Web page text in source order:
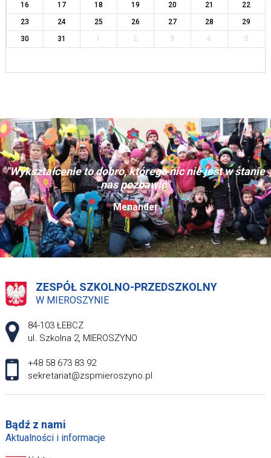
16
17 18 19 20 21
22
23
24 25 26 27 28
29
30
31 1 2 3 4 5
"Wykształcenie to dobro, którego nic nie jest w stanie
nas pozbawić"
Menander
ZESPÓŁ SZKOLNO-PRZEDSZKOLNY
W MIEROSZYNIE
Adres pocztowy:
84-103 ŁEBCZ
ul. Szkolna 2, MIEROSZYNO
+48 58 673 83 92
sekretariat@zspmieroszyno.pl
Bądź z nami
Aktualności i informacje